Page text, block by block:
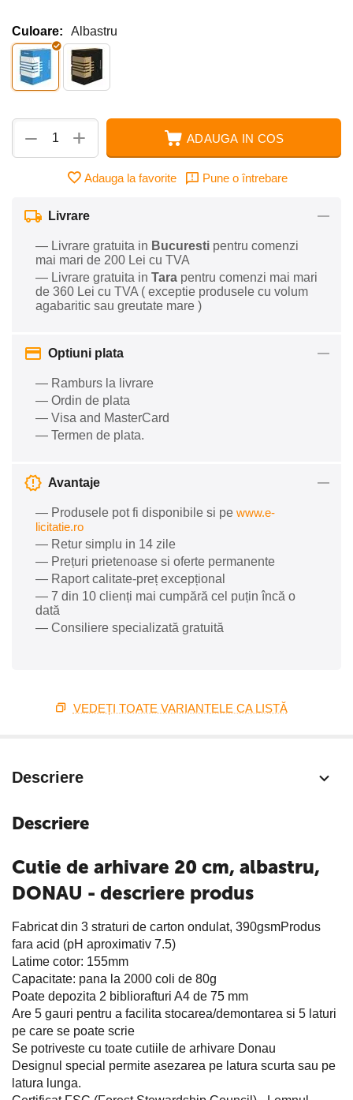
Culoare: Albastru
+
− ADAUGA IN COS
Adauga la favorite Pune o întrebare
Livrare
— Livrare gratuita in Bucuresti pentru comenzi
mai mari de 200 Lei cu TVA
— Livrare gratuita in Tara pentru comenzi mai mari
de 360 Lei cu TVA ( exceptie produsele cu volum
agabaritic sau greutate mare )
Optiuni plata
— Ramburs la livrare
— Ordin de plata
— Visa and MasterCard
— Termen de plata.
Avantaje
— Produsele pot fi disponibile si pe www.e-
licitatie.ro
— Retur simplu in 14 zile
— Prețuri prietenoase si oferte permanente
— Raport calitate-preț excepțional
— 7 din 10 clienți mai cumpără cel puțin încă o
dată
— Consiliere specializată gratuită
VEDEȚI TOATE VARIANTELE CA LISTĂ
Descriere
Descriere
Cutie de arhivare 20 cm, albastru,
DONAU - descriere produs
Fabricat din 3 straturi de carton ondulat, 390gsmProdus
fara acid (pH aproximativ 7.5)
Latime cotor: 155mm
Capacitate: pana la 2000 coli de 80g
Poate depozita 2 bibliorafturi A4 de 75 mm
Are 5 gauri pentru a facilita stocarea/demontarea si 5 laturi
pe care se poate scrie
Se potriveste cu toate cutiile de arhivare Donau
Designul special permite asezarea pe latura scurta sau pe
latura lunga.